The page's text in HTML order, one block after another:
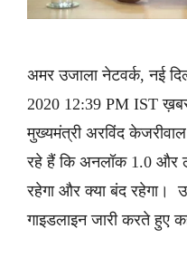
अमर उजाला नेटवर्क, नई
2020 12:39 PM IST
मुख्यमंत्री अरविंद
रहे हैं कि अनलॉक 1.0 और
रहेगा और क्या बंद रहेगा।
गाइडलाइन जारी करते हुए